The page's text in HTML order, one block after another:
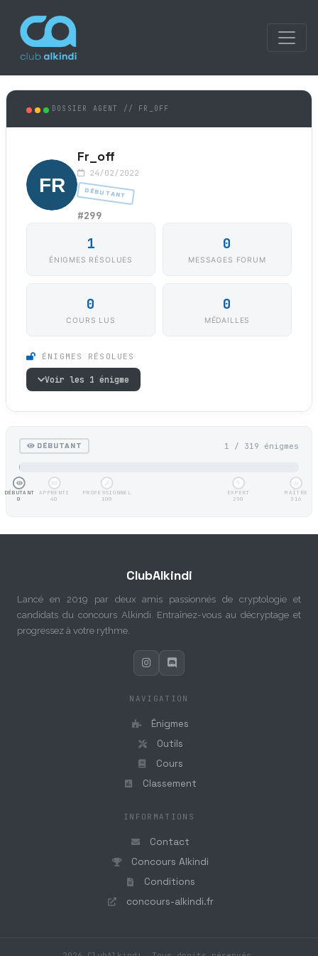
DOSSIER AGENT // FR_OFF
Fr_off
24/02/2022
DÉBUTANT
#299
1
ÉNIGMES RÉSOLUES
0
MESSAGES FORUM
0
COURS LUS
0
MÉDAILLES
ÉNIGMES RÉSOLUES
Voir les 1 énigme
DÉBUTANT 1 / 319 énigmes
DÉBUTANT
0
APPRENTI
40
PROFESSIONNEL
100
EXPERT
250
MAÎTRE
316
ClubAlkindi
Lancé en 2019 par deux amis passionnés de cryptologie et
candidats du concours Alkindi. Entraînez-vous au décryptage et
progressez à votre rythme.
NAVIGATION
Énigmes
Outils
Cours
Classement
INFORMATIONS
Contact
Concours Alkindi
Conditions
concours-alkindi.fr